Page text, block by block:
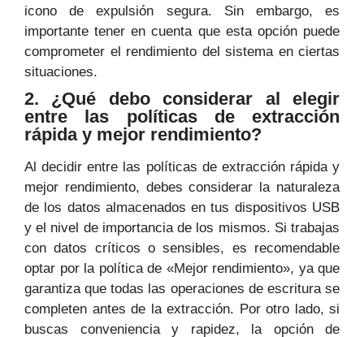
icono de expulsión segura. Sin embargo, es
importante tener en cuenta que esta opción puede
comprometer el rendimiento del sistema en ciertas
situaciones.
2. ¿Qué debo considerar al elegir
entre las políticas de extracción
rápida y mejor rendimiento?
Al decidir entre las políticas de extracción rápida y
mejor rendimiento, debes considerar la naturaleza
de los datos almacenados en tus dispositivos USB
y el nivel de importancia de los mismos. Si trabajas
con datos críticos o sensibles, es recomendable
optar por la política de «Mejor rendimiento», ya que
garantiza que todas las operaciones de escritura se
completen antes de la extracción. Por otro lado, si
buscas conveniencia y rapidez, la opción de